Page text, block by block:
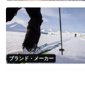
ブランド・メーカー